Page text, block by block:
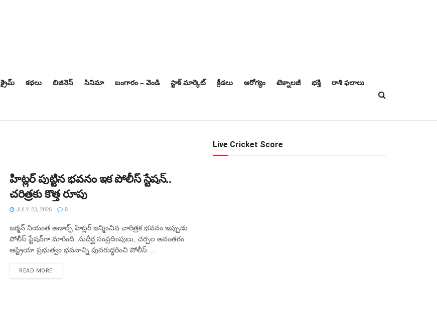
క్రైమ్ కథలు బిజినెస్‌ సినిమా బంగారం – వెండి స్టాక్ మార్కెట్ క్రీడలు ఆరోగ్యం టెక్నాలజీ భక్తి రాశి ఫలాలు
హిట్లర్‌ పుట్టిన భవనం ఇక పోలీస్‌ స్టేషన్‌..
చరిత్రకు కొత్త రూపు
JULY 23, 2026 0
జర్మన్‌ నియంత అడాల్ఫ్‌ హిట్లర్‌ జన్మించిన చారిత్రక భవనం ఇప్పుడు
పోలీస్‌ స్టేషన్‌గా మారింది. సుదీర్ఘ సంప్రదింపులు, చర్చల అనంతరం
ఆస్ట్రియా ప్రభుత్వం భవనాన్ని పునరుద్ధరించి పోలీస్‌ ...
READ MORE
Live Cricket Score